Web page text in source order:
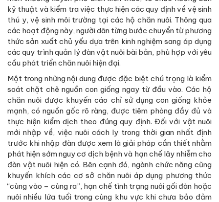
kỹ thuật và kiểm tra việc thực hiện các quy định về vệ sinh
thú y, vệ sinh môi trường tại các hộ chăn nuôi. Thông qua
các hoạt động này, người dân từng bước chuyển từ phương
thức sản xuất chủ yếu dựa trên kinh nghiệm sang áp dụng
các quy trình quản lý đàn vật nuôi bài bản, phù hợp với yêu
cầu phát triển chăn nuôi hiện đại.
Một trong những nội dung được đặc biệt chú trọng là kiểm
soát chặt chẽ nguồn con giống ngay từ đầu vào. Các hộ
chăn nuôi được khuyến cáo chỉ sử dụng con giống khỏe
mạnh, có nguồn gốc rõ ràng, được tiêm phòng đầy đủ và
thực hiện kiểm dịch theo đúng quy định. Đối với vật nuôi
mới nhập về, việc nuôi cách ly trong thời gian nhất định
trước khi nhập đàn được xem là giải pháp cần thiết nhằm
phát hiện sớm nguy cơ dịch bệnh và hạn chế lây nhiễm cho
đàn vật nuôi hiện có. Bên cạnh đó, ngành chức năng cũng
khuyến khích các cơ sở chăn nuôi áp dụng phương thức
“cùng vào – cùng ra”, hạn chế tình trạng nuôi gối đàn hoặc
nuôi nhiều lứa tuổi trong cùng khu vực khi chưa bảo đảm